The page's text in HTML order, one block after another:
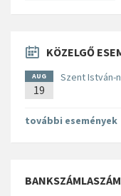
KÖZELGŐ
AUG
19
Szent István-
további események